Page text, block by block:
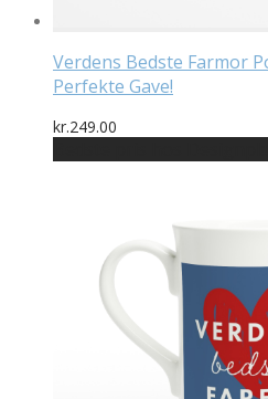
Verdens Bedste Farmor
Perfekte Gave!
kr.249.00